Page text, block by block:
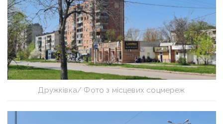
Дружківка/ Фото з місцевих соцмереж